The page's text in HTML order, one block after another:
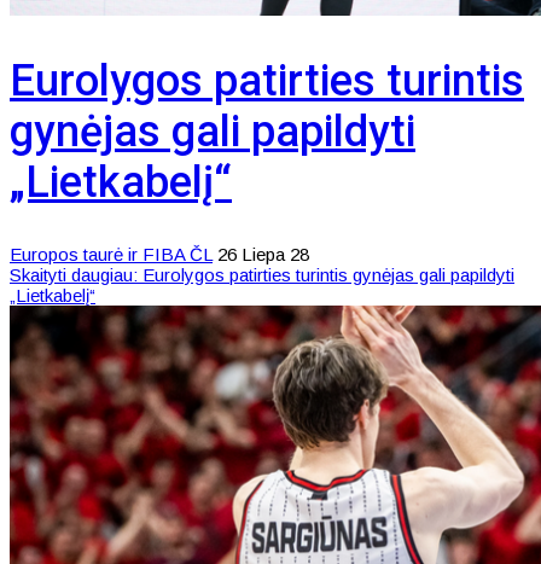
Eurolygos patirties turintis
gynėjas gali papildyti
„Lietkabelį“
Europos taurė ir FIBA ČL 26 Liepa 28
Skaityti daugiau: Eurolygos patirties turintis gynėjas gali papildyti
„Lietkabelį“